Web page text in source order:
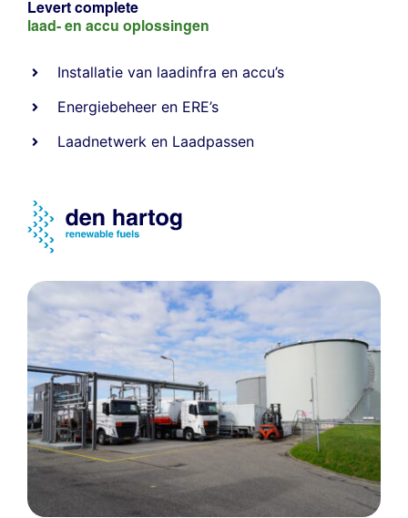
Levert complete
laad- en accu oplossingen
Installatie van laadinfra en accu’s
Energiebeheer en ERE’s
Laadnetwerk en Laadpassen